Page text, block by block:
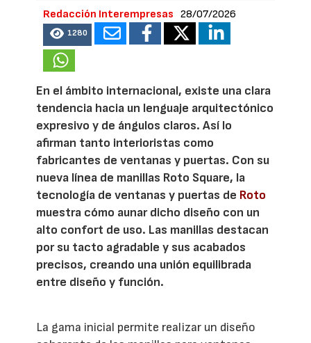
Redacción Interempresas 28/07/2026
1280
En el ámbito internacional, existe una clara
tendencia hacia un lenguaje arquitectónico
expresivo y de ángulos claros. Así lo
afirman tanto interioristas como
fabricantes de ventanas y puertas. Con su
nueva línea de manillas Roto Square, la
tecnología de ventanas y puertas de Roto
muestra cómo aunar dicho diseño con un
alto confort de uso. Las manillas destacan
por su tacto agradable y sus acabados
precisos, creando una unión equilibrada
entre diseño y función.
La gama inicial permite realizar un diseño